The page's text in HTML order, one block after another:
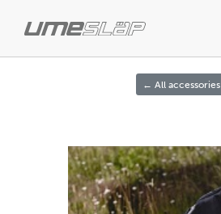
← All accessories